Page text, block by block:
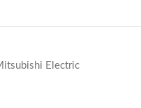
Electric